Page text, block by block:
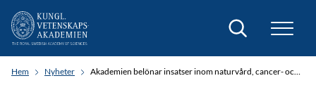
Sök
Hem Nyheter Akademien belönar insatser inom naturvård, cancer- och biologiforskning samt litteratur